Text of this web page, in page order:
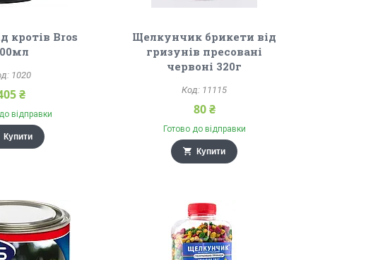
кротів Bros
1020
₴
відправки
Купити
Щелкунчик брикети від
гризунів пресовані
червоні 320г
11115
80 ₴
Готово до відправки
Купити